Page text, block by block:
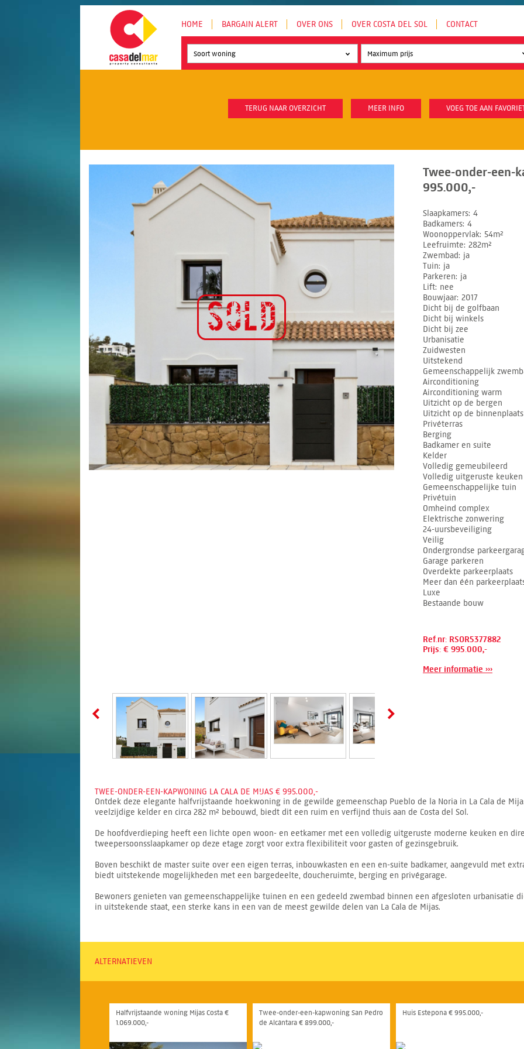
HOME BARGAIN ALERT OVER ONS OVER COSTA DEL SOL CONTACT
Soort woning
TERUG NAAR OVERZICHT MEER INFO VOEG TOE AAN
Twee-onder-een-
995.000,-
Slaapkamers 4
Badkamers 4
Woonoppervlak 54m²
Leefruimte 282m²
Zwembad
ja
Tuin ja
Parkeren ja
Lift nee
Bouwjaar 2017
Dicht bij de golfbaan
Dicht bij winkels
Dicht bij zee
Urbanisatie
Zuidwesten
Uitstekend
Gemeenschappelijk
Airconditioning
Airconditioning warm
Uitzicht op de bergen
Uitzicht op de binnenplaats
Privéterras
Berging
Badkamer en suite
Kelder
Volledig gemeubileerd
Volledig uitgeruste keuken
Gemeenschappelijke tuin
Privétuin
Omheind complex
Elektrische zonwering
24-uursbeveiliging
Veilig
Ondergrondse
Garage parkeren
Overdekte parkeerplaats
Meer dan één
Luxe
Bestaande bouw
Ref.nr: RSOR5377882
Prijs: € 995.000,-
Meer informatie ›››
TWEE-ONDER-EEN-KAPWONING LA CALA DE MIJAS € 995.000,-
Ontdek deze elegante halfvrijstaande hoekwoning in de gewilde gemeenschap Pueblo de la Noria in La Cala de
veelzijdige kelder en circa 282 m² bebouwd, biedt dit een ruim en verfijnd thuis aan de Costa del Sol.
De hoofdverdieping heeft een lichte open woon- en eetkamer met een volledig uitgeruste moderne keuken en
tweepersoonsslaapkamer op deze etage zorgt voor extra flexibiliteit voor gasten of gezinsgebruik.
Boven beschikt de master suite over een eigen terras, inbouwkasten en een en-suite badkamer, aangevuld met
biedt uitstekende mogelijkheden met een bargedeelte, doucheruimte, berging en privégarage.
Bewoners genieten van gemeenschappelijke tuinen en een gedeeld zwembad binnen een afgesloten urbanisatie
in uitstekende staat, een sterke kans in een van de meest gewilde delen van La Cala de Mijas.
ALTERNATIEVEN
Halfvrijstaande woning Mijas Costa €
1.069.000,-
Twee-onder-een-kapwoning San Pedro
de Alcántara € 899.000,-
Huis Estepona € 995.000,-